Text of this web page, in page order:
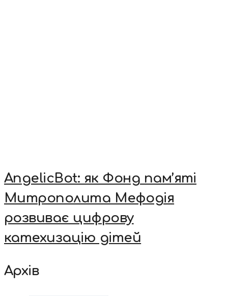
AngelicBot: як Фонд пам’яті
Митрополита Мефодія
розвиває цифрову
катехизацію дітей
Архів